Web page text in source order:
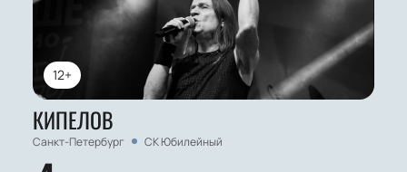
12+
КИПЕЛОВ
Санкт-Петербург СК Юбилейный